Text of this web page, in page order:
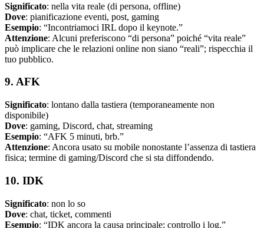
Significato: nella vita reale (di persona, offline)
Dove: pianificazione eventi, post, gaming
Esempio: “Incontriamoci IRL dopo il keynote.”
Attenzione: Alcuni preferiscono “di persona” poiché “vita reale”
può implicare che le relazioni online non siano “reali”; rispecchia il
tuo pubblico.
9. AFK
Significato: lontano dalla tastiera (temporaneamente non
disponibile)
Dove: gaming, Discord, chat, streaming
Esempio: “AFK 5 minuti, brb.”
Attenzione: Ancora usato su mobile nonostante l’assenza di tastiera
fisica; termine di gaming/Discord che si sta diffondendo.
10. IDK
Significato: non lo so
Dove: chat, ticket, commenti
Esempio: “IDK ancora la causa principale; controllo i log.”